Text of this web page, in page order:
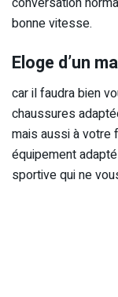
bonne vitesse.
Eloge d’un
car il faudra bien
chaussures
mais aussi à votre
équipement
sportive qui ne